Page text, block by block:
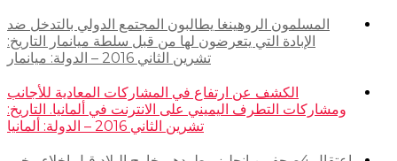
المسلمون الروهينغا يطالبون المجتمع الدولي بالتدخل ضد
الإبادة التي يتعرضون لها من قبل سلطة ميانمار التاريخ:
تشرين الثاني 2016 – الدولة: ميانمار
الكشف عن ارتفاع في المشاركات المعادية للأجانب
ومشاركات التطرف اليميني على الانترنت في ألمانيا. التاريخ:
تشرين الثاني 2016 – الدولة: ألمانيا